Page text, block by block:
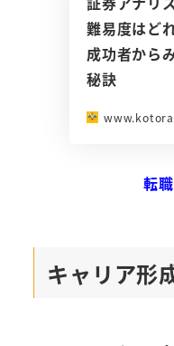
難易度はど
成功者から
秘訣
転
キャリア形